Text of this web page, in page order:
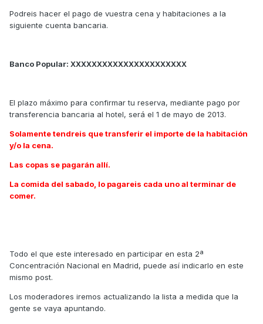
Podreis hacer el pago de vuestra cena y habitaciones a la
siguiente cuenta bancaria.
Banco Popular: XXXXXXXXXXXXXXXXXXXXXX
El plazo máximo para confirmar tu reserva, mediante pago por
transferencia bancaria al hotel, será el 1 de mayo de 2013.
Solamente tendreis que transferir el importe de la habitación
y/o la cena.
Las copas se pagarán allí.
La comida del sabado, lo pagareis cada uno al terminar de
comer.
Todo el que este interesado en participar en esta 2ª
Concentración Nacional en Madrid, puede así indicarlo en este
mismo post.
Los moderadores iremos actualizando la lista a medida que la
gente se vaya apuntando.